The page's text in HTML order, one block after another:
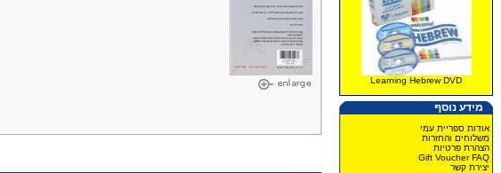
Learning Hebrew DVD
מידע נוסף
אודות ספריית עמי
משלוחים והחזרות
הצהרת פרטיות
Gift Voucher FAQ
יצירת קשר